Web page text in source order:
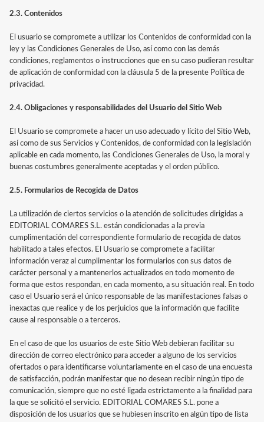
2.3. Contenidos
El usuario se compromete a utilizar los Contenidos de conformidad con la
ley y las Condiciones Generales de Uso, así como con las demás
condiciones, reglamentos o instrucciones que en su caso pudieran resultar
de aplicación de conformidad con la cláusula 5 de la presente Política de
privacidad.
2.4. Obligaciones y responsabilidades del Usuario del Sitio Web
El Usuario se compromete a hacer un uso adecuado y lícito del Sitio Web,
así como de sus Servicios y Contenidos, de conformidad con la legislación
aplicable en cada momento, las Condiciones Generales de Uso, la moral y
buenas costumbres generalmente aceptadas y el orden público.
2.5. Formularios de Recogida de Datos
La utilización de ciertos servicios o la atención de solicitudes dirigidas a
EDITORIAL COMARES S.L. están condicionadas a la previa
cumplimentación del correspondiente formulario de recogida de datos
habilitado a tales efectos. El Usuario se compromete a facilitar
información veraz al cumplimentar los formularios con sus datos de
carácter personal y a mantenerlos actualizados en todo momento de
forma que estos respondan, en cada momento, a su situación real. En todo
caso el Usuario será el único responsable de las manifestaciones falsas o
inexactas que realice y de los perjuicios que la información que facilite
cause al responsable o a terceros.
En el caso de que los usuarios de este Sitio Web debieran facilitar su
dirección de correo electrónico para acceder a alguno de los servicios
ofertados o para identificarse voluntariamente en el caso de una encuesta
de satisfacción, podrán manifestar que no desean recibir ningún tipo de
comunicación, siempre que no esté ligada estrictamente a la finalidad para
la que se solicitó el servicio. EDITORIAL COMARES S.L. pone a
disposición de los usuarios que se hubiesen inscrito en algún tipo de lista